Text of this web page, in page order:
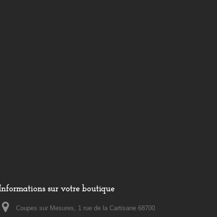
sur votre boutique
Coupes sur Mesures, 1 rue de la Cartisane 68700